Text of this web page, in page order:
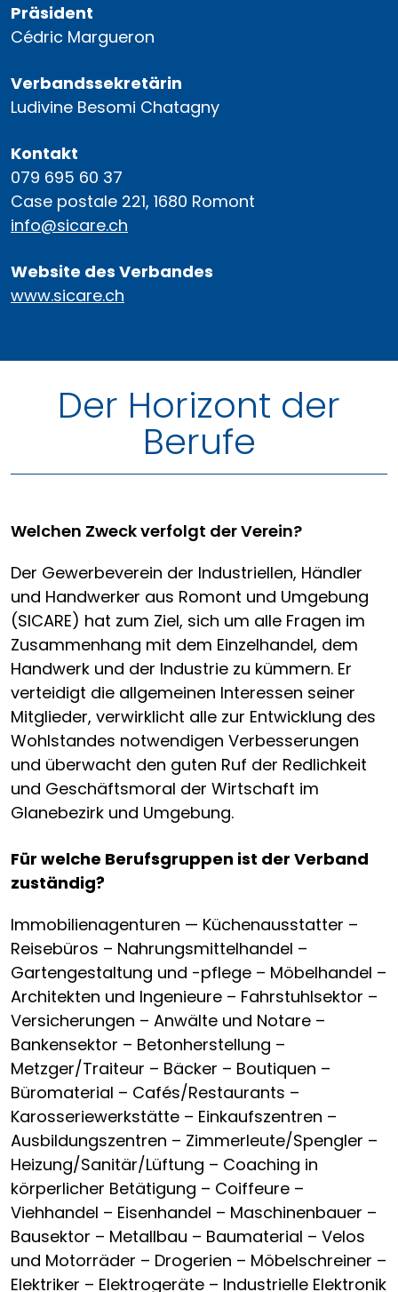
Präsident
Cédric Margueron
Verbandssekretärin
Ludivine Besomi Chatagny
Kontakt
079 695 60 37
Case postale 221, 1680 Romont
info@sicare.ch
Website des Verbandes
www.sicare.ch
Der Horizont der
Berufe
Welchen Zweck verfolgt der Verein?
Der Gewerbeverein der Industriellen, Händler
und Handwerker aus Romont und Umgebung
(SICARE) hat zum Ziel, sich um alle Fragen im
Zusammenhang mit dem Einzelhandel, dem
Handwerk und der Industrie zu kümmern. Er
verteidigt die allgemeinen Interessen seiner
Mitglieder, verwirklicht alle zur Entwicklung des
Wohlstandes notwendigen Verbesserungen
und überwacht den guten Ruf der Redlichkeit
und Geschäftsmoral der Wirtschaft im
Glanebezirk und Umgebung.
Für welche Berufsgruppen ist der Verband
zuständig?
Immobilienagenturen — Küchenausstatter –
Reisebüros – Nahrungsmittelhandel –
Gartengestaltung und -pflege – Möbelhandel –
Architekten und Ingenieure – Fahrstuhlsektor –
Versicherungen – Anwälte und Notare –
Bankensektor – Betonherstellung –
Metzger/Traiteur – Bäcker – Boutiquen –
Büromaterial – Cafés/Restaurants –
Karosseriewerkstätte – Einkaufszentren –
Ausbildungszentren – Zimmerleute/Spengler –
Heizung/Sanitär/Lüftung – Coaching in
körperlicher Betätigung – Coiffeure –
Viehhandel – Eisenhandel – Maschinenbauer –
Bausektor – Metallbau – Baumaterial – Velos
und Motorräder – Drogerien – Möbelschreiner –
Elektriker – Elektrogeräte – Industrielle Elektronik